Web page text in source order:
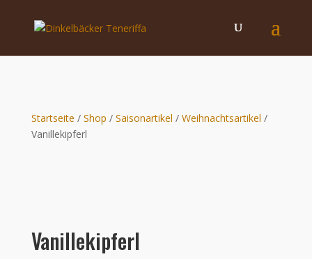
Startseite / Shop / Saisonartikel / Weihnachtsartikel /
Vanillekipferl
Vanillekipferl